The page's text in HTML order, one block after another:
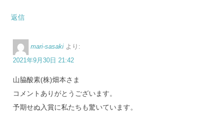
返信
mari-sasaki より:
2021年9月30日 21:42
山脇酸素(株)畑本さま
コメントありがとうございます。
予期せぬ入賞に私たちも驚いています。